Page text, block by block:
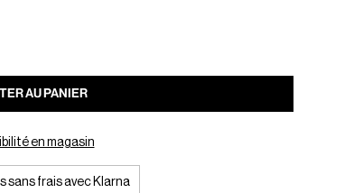
AU PANIER
en magasin
sans frais avec Klarna